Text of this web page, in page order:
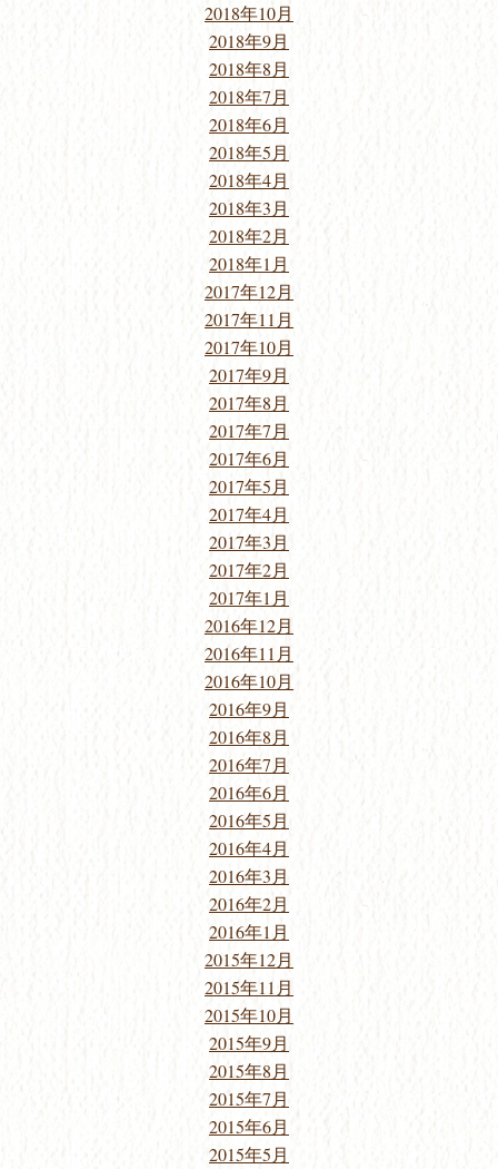
2018年10月
2018年9月
2018年8月
2018年7月
2018年6月
2018年5月
2018年4月
2018年3月
2018年2月
2018年1月
2017年12月
2017年11月
2017年10月
2017年9月
2017年8月
2017年7月
2017年6月
2017年5月
2017年4月
2017年3月
2017年2月
2017年1月
2016年12月
2016年11月
2016年10月
2016年9月
2016年8月
2016年7月
2016年6月
2016年5月
2016年4月
2016年3月
2016年2月
2016年1月
2015年12月
2015年11月
2015年10月
2015年9月
2015年8月
2015年7月
2015年6月
2015年5月